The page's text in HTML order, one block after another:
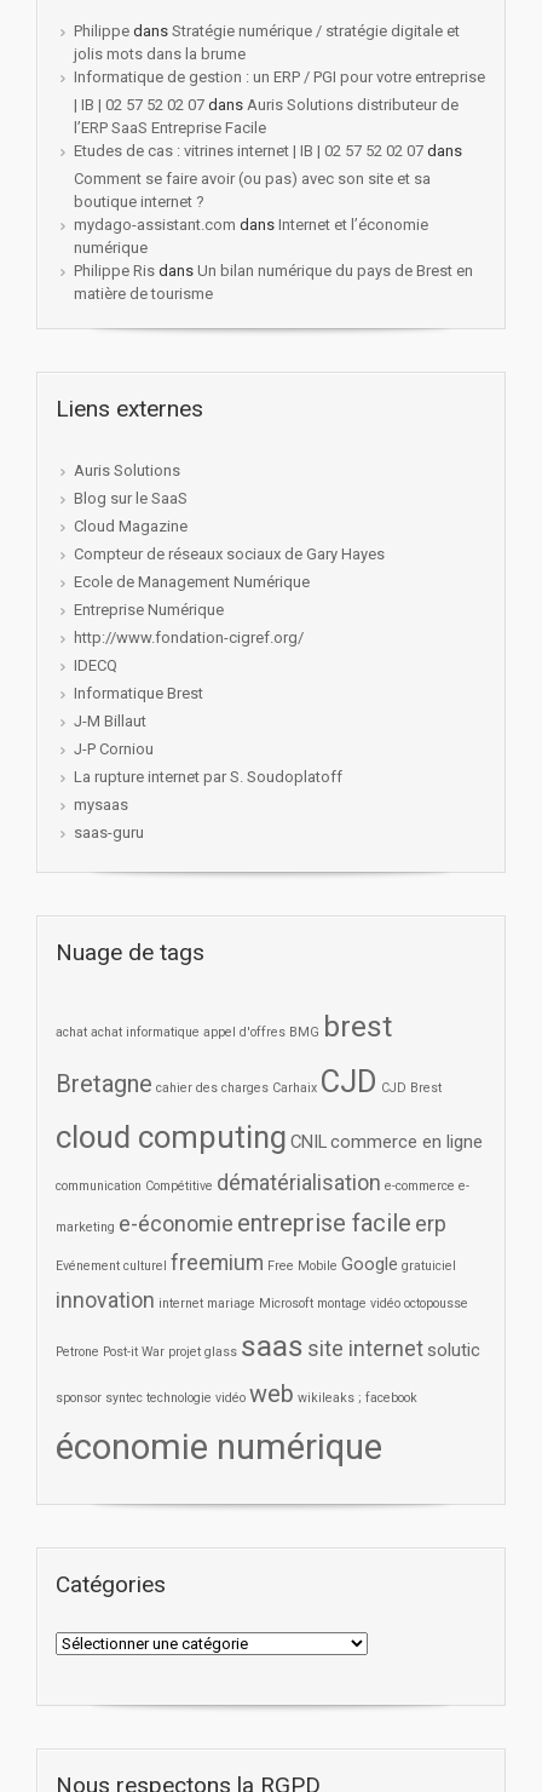
Philippe dans Stratégie numérique / stratégie digitale et
jolis mots dans la brume
Informatique de gestion : un ERP / PGI pour votre entreprise
| IB | 02 57 52 02 07 dans Auris Solutions distributeur de
l’ERP SaaS Entreprise Facile
Etudes de cas : vitrines internet | IB | 02 57 52 02 07 dans
Comment se faire avoir (ou pas) avec son site et sa
boutique internet ?
mydago-assistant.com dans Internet et l’économie
numérique
Philippe Ris dans Un bilan numérique du pays de Brest en
matière de tourisme
Liens externes
Auris Solutions
Blog sur le SaaS
Cloud Magazine
Compteur de réseaux sociaux de Gary Hayes
Ecole de Management Numérique
Entreprise Numérique
http://www.fondation-cigref.org/
IDECQ
Informatique Brest
J-M Billaut
J-P Corniou
La rupture internet par S. Soudoplatoff
mysaas
saas-guru
Nuage de tags
achat achat informatique appel d'offres BMG brest
Bretagne cahier des charges Carhaix CJD CJD Brest
cloud computing CNILcommerce en ligne
communication Compétitive dématérialisation e-commerce e-
marketing e-économie entreprise facile erp
Evénement culturel freemium Free Mobile Google gratuiciel
innovation internet mariage Microsoft montage vidéo octopousse
Petrone Post-it War projet glass saas site internet solutic
sponsor syntec technologie vidéo web wikileaks ; facebook
économie numérique
Catégories
Nous respectons la RGPD